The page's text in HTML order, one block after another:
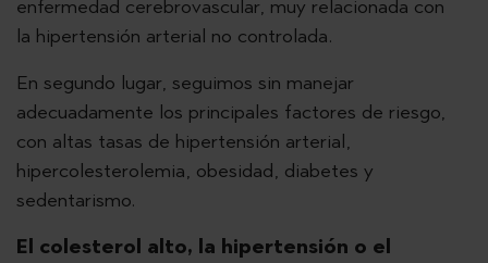
enfermedad cerebrovascular, muy relacionada con
la hipertensión arterial no controlada.
En segundo lugar, seguimos sin manejar
adecuadamente los principales factores de riesgo,
con altas tasas de hipertensión arterial,
hipercolesterolemia, obesidad, diabetes y
sedentarismo.
El colesterol alto, la hipertensión o el